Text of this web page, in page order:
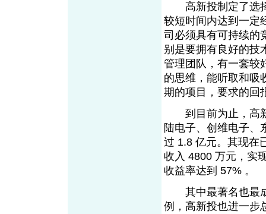
高新投制定了选择
较短时间内达到一定
司必须具有可持续的
别是要拥有良好的技
管理团队，有一套较
的思维，能听取和吸
期的项目，要求的回
到目前为止，高新
陆电子、创维电子、
过 1.8 亿元。其现在
收入 4800 万元，实
收益率达到 57% 。
其中最著名也最成
例，高新投也进一步